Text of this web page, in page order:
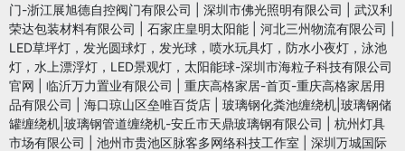
门-浙江展旭德自控阀门有限公司
深圳市佛光照明有限公司
武汉利
荣达包装材料有限公司
石家庄皇明太阳能 河北三州物流有限公司
LED草坪灯，发光圆球灯，发光球，喷水玩具灯，防水小夜灯，泳池
灯，水上漂浮灯，LED景观灯，太阳能球-深圳市海粒子科技有限公司
官网
临沂万力置业有限公司
重庆高格家居-首页-重庆高格家居用
品有限公司
海口琼山区垒唯百货店
玻璃钢化粪池缠绕机|玻璃钢储
罐缠绕机|玻璃钢管道缠绕机-安丘市天鼎玻璃钢有限公司
杭州灯具
市场有限公司
池州市贵池区脉客多网络科技工作室
深圳万城国际